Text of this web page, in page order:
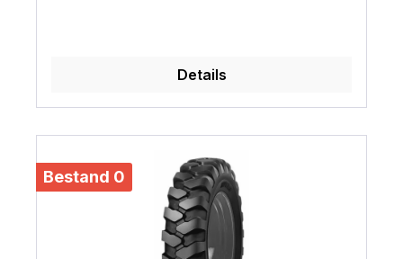
Details
Bestand 0